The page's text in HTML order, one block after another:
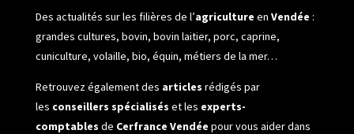
Des actualités sur les filières de l’agriculture en Vendée :
grandes cultures, bovin, bovin laitier, porc, caprine,
cuniculture, volaille, bio, équin, métiers de la mer…
Retrouvez également des articles rédigés par
les conseillers spécialisés et les experts-
comptables de Cerfrance Vendée pour vous aider dans